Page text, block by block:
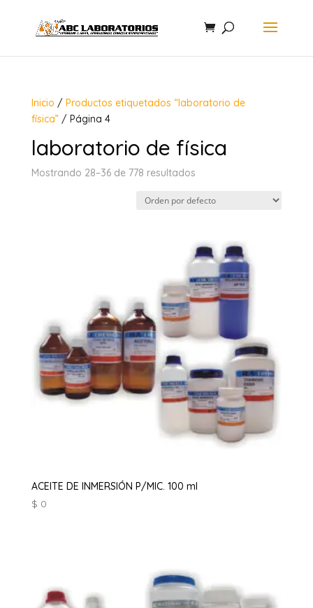
Inicio / Productos etiquetados “laboratorio de
física”/ Página 4
laboratorio de física
Mostrando 28–36 de 778 resultados
ACEITE DE INMERSIÓN P/MIC. 100 ml
$ 0